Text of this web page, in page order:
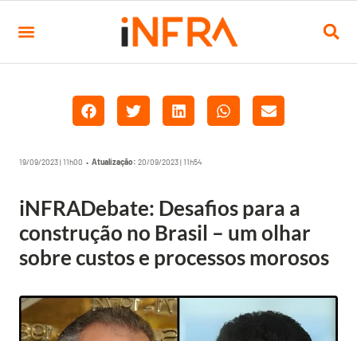
19/09/2023 | 11h00 • Atualização: 20/09/2023 | 11h54
iNFRADebate: Desafios para a
construção no Brasil – um olhar
sobre custos e processos morosos